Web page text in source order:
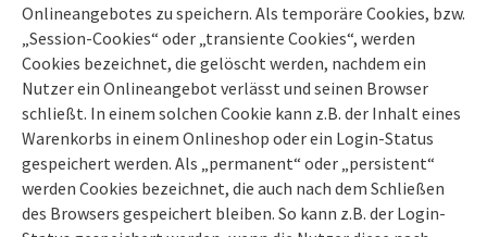
Onlineangebotes zu speichern. Als temporäre Cookies, bzw.
„Session-Cookies“ oder „transiente Cookies“, werden
Cookies bezeichnet, die gelöscht werden, nachdem ein
Nutzer ein Onlineangebot verlässt und seinen Browser
schließt. In einem solchen Cookie kann z.B. der Inhalt eines
Warenkorbs in einem Onlineshop oder ein Login-Status
gespeichert werden. Als „permanent“ oder „persistent“
werden Cookies bezeichnet, die auch nach dem Schließen
des Browsers gespeichert bleiben. So kann z.B. der Login-